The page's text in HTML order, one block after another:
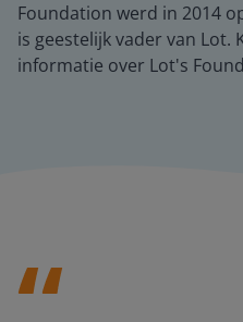
Foundation werd in 2014
is geestelijk vader van Lot.
informatie over Lot's